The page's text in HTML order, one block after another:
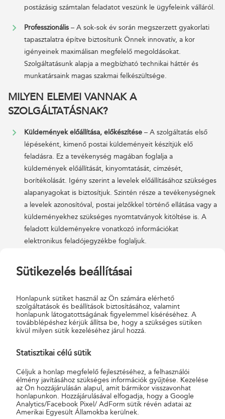
postázásig számtalan feladatot veszünk le ügyfeleink válláról.
Professzionális – A sok-sok év során megszerzett gyakorlati
tapasztalatra építve biztosítunk Önnek innovatív, a kor
igényeinek maximálisan megfelelő megoldásokat.
Szolgáltatásunk alapja a megbízható technikai háttér és
munkatársaink magas szakmai felkészültsége.
MILYEN ELEMEI VANNAK A
SZOLGÁLTATÁSNAK?
Küldemények előállítása, előkészítése – A szolgáltatás első
lépéseként, kimenő postai küldeményeit készítjük elő
feladásra. Ez a tevékenység magában foglalja a
küldemények előállítását, kinyomtatását, címzését,
borítékolását. Igény szerint a levelek előállításához szükséges
alapanyagokat is biztosítjuk. Szintén része a tevékenységnek
a levelek azonosítóval, postai jelzőkkel történő ellátása vagy a
küldeményekhez szükséges nyomtatványok kitöltése is. A
feladott küldeményekre vonatkozó információkat
elektronikus feladójegyzékbe foglaljuk.
– Szolgáltatásunk másik eleme a levelek postára szállítása és
időintervallumban végezzük. Az érkező küldemények
kezelésekor a szolgáltatáshoz kapcsolódó feladatokat vagy a
postán, vagy partnerünk telephelyén végezzük el. A vállalata
számára érkező leveleket postafiókban gyűjtjük, amelyeket
rendelt címekre szállítjuk.
Belső postázás– A belső postázással kapcsolatos feladatokat
a megrendelő telephelyén kialakított postai munkahelyen
látjuk el. A telephelyek között naponta egyszer vagy több
alkalommal átvesszük és kézbesítjük a belső levelezésükkel
Sütikezelés beállításai
Honlapunk sütiket használ az Ön számára elérhető
szolgáltatások és beállítások biztosításához, valamint
honlapunk látogatottságának figyelemmel kíséréséhez. A
továbblépéshez kérjük állítsa be, hogy a szükséges sütiken
kívül milyen sütik kezeléséhez járul hozzá.
Statisztikai célú sütik
Céljuk a honlap megfelelő fejlesztéséhez, a felhasználói
élmény javításához szükséges információk gyűjtése. Kezelése
az Ön hozzájárulásán alapul, amit bármikor visszavonhat
honlapunkon. Hozzájárulásával elfogadja, hogy a Google
Analytics/Facebook Pixel/ AdForm sütik révén adatai az
Amerikai Egyesült Államokba kerülnek.